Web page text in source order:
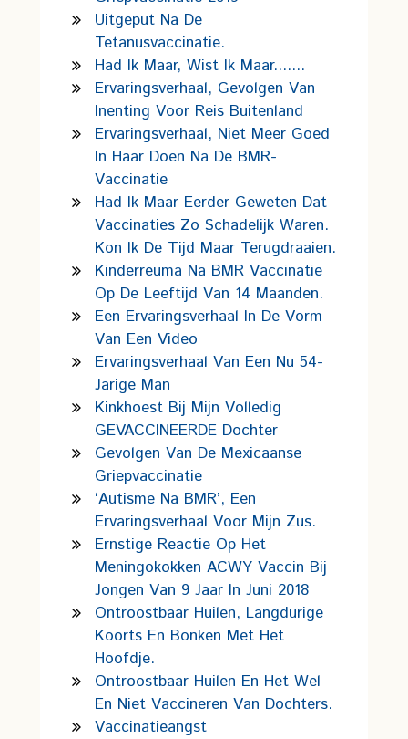
Uitgeput Na De
Tetanusvaccinatie.
Had Ik Maar, Wist Ik Maar.......
Ervaringsverhaal, Gevolgen Van
Inenting Voor Reis Buitenland
Ervaringsverhaal, Niet Meer Goed
In Haar Doen Na De BMR-
Vaccinatie
Had Ik Maar Eerder Geweten Dat
Vaccinaties Zo Schadelijk Waren.
Kon Ik De Tijd Maar Terugdraaien.
Kinderreuma Na BMR Vaccinatie
Op De Leeftijd Van 14 Maanden.
Een Ervaringsverhaal In De Vorm
Van Een Video
Ervaringsverhaal Van Een Nu 54-
Jarige Man
Kinkhoest Bij Mijn Volledig
GEVACCINEERDE Dochter
Gevolgen Van De Mexicaanse
Griepvaccinatie
‘Autisme Na BMR’, Een
Ervaringsverhaal Voor Mijn Zus.
Ernstige Reactie Op Het
Meningokokken ACWY Vaccin Bij
Jongen Van 9 Jaar In Juni 2018
Ontroostbaar Huilen, Langdurige
Koorts En Bonken Met Het
Hoofdje.
Ontroostbaar Huilen En Het Wel
En Niet Vaccineren Van Dochters.
Vaccinatieangst